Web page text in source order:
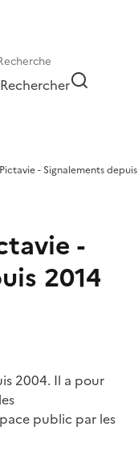
Rechercher
- Signalements depuis
-
2014
2004. Il a pour
public par les